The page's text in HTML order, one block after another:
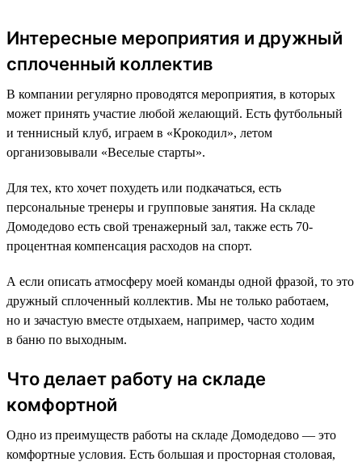
Интересные мероприятия и дружный
сплоченный коллектив
В компании регулярно проводятся мероприятия, в которых
может принять участие любой желающий. Есть футбольный
и теннисный клуб, играем в «Крокодил», летом
организовывали «Веселые старты».
Для тех, кто хочет похудеть или подкачаться, есть
персональные тренеры и групповые занятия. На складе
Домодедово есть свой тренажерный зал, также есть 70-
процентная компенсация расходов на спорт.
А если описать атмосферу моей команды одной фразой, то это
дружный сплоченный коллектив. Мы не только работаем,
но и зачастую вместе отдыхаем, например, часто ходим
в баню по выходным.
Что делает работу на складе
комфортной
Одно из преимуществ работы на складе Домодедово — это
комфортные условия. Есть большая и просторная столовая,